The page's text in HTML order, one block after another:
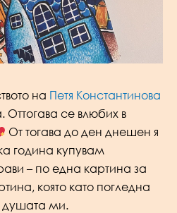
на Петя Константинова
Оттогава се влюбих в
От тогава до ден днешен я
година купувам
– по една картина за
която като погледна
душата ми.